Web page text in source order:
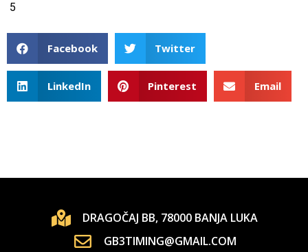
5
Facebook Twitter
LinkedIn Pinterest Email
DRAGOČAJ BB, 78000 BANJA LUKA
GB3TIMING@GMAIL.COM